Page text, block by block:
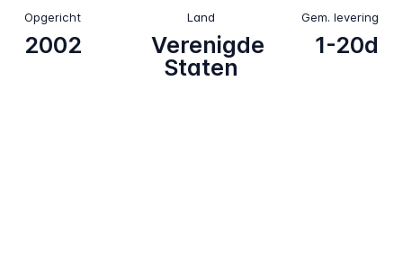
Opgericht
2002
Land
Verenigde
Staten
Gem. levering
1-20d